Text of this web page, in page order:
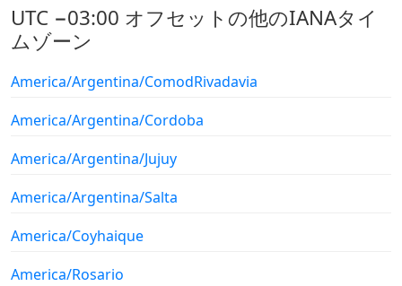
UTC −03:00 オフセットの他のIANAタイ
ムゾーン
America/Argentina/ComodRivadavia
America/Argentina/Cordoba
America/Argentina/Jujuy
America/Argentina/Salta
America/Coyhaique
America/Rosario